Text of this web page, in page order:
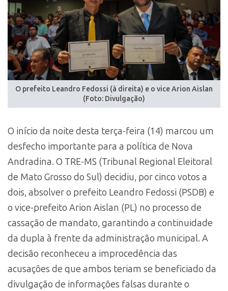
O prefeito Leandro Fedossi (à direita) e o vice Arion Aislan
(Foto: Divulgação)
O início da noite desta terça-feira (14) marcou um
desfecho importante para a política de Nova
Andradina. O TRE-MS (Tribunal Regional Eleitoral
de Mato Grosso do Sul) decidiu, por cinco votos a
dois, absolver o prefeito Leandro Fedossi (PSDB) e
o vice-prefeito Arion Aislan (PL) no processo de
cassação de mandato, garantindo a continuidade
da dupla à frente da administração municipal. A
decisão reconheceu a improcedência das
acusações de que ambos teriam se beneficiado da
divulgação de informações falsas durante o